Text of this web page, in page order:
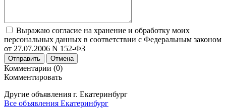
Выражаю согласие на хранение и обработку моих
персональных данных в соответствии с Федеральным законом
от 27.07.2006 N 152-ФЗ
Отправить Отмена
Комментарии (0)
Комментировать
Другие объявления г. Екатеринбург
Все объявления Екатеринбург